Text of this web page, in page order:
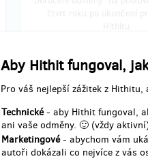
Aby Hithit fungoval,
Pro váš nejlepší zážitek z
Technické- aby Hithit fungoval,
ani vaše odměny. 🙂 (vždy
Marketingové- abychom vám
autoři dokázali co nejvíce z vás
EINSTEIN +
myšákův časopis (2